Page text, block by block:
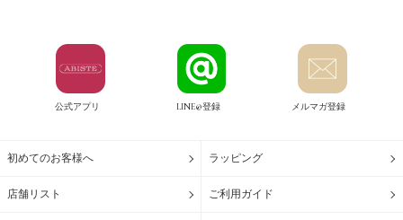
公式アプリ LINE@登録 メルマガ登録
初めてのお客様へ ラッピング
店舗リスト ご利用ガイド